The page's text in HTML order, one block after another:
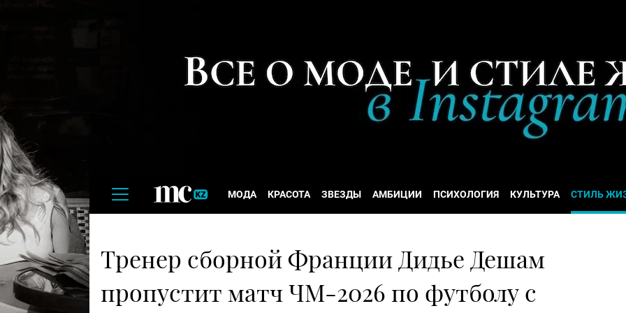
МОДА КРАСОТА ЗВЕЗДЫ АМБИЦИИ ПСИХОЛОГИЯ КУЛЬТУРА СТИЛЬ
Тренер сборной Франции Дидье Дешам
пропустит матч ЧМ-2026 по футболу с